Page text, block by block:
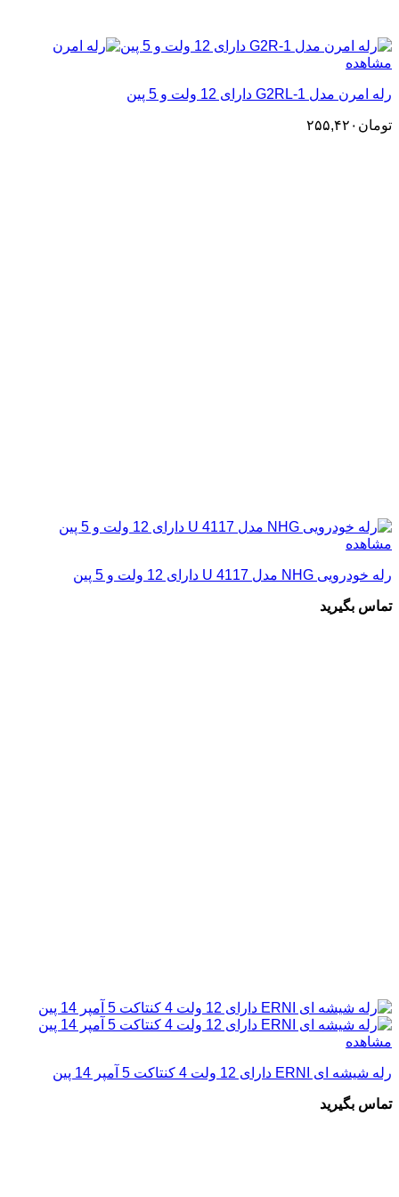
مشاهده
رله امرن مدل G2RL-1 دارای 12 ولت و 5 پین
تومان ۲۵۵,۴۲۰
مشاهده
رله خودرویی NHG مدل 4117 U دارای 12 ولت و 5 پین
تماس بگیرید
مشاهده
رله شیشه ای ERNI دارای 12 ولت 4 کنتاکت 5 آمپر 14 پین
تماس بگیرید